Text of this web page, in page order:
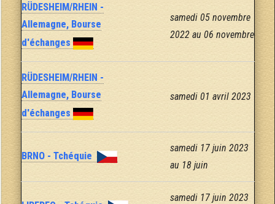
RÜDESHEIM/RHEIN -
Allemagne, Bourse
d'échanges
samedi 05 novembre
2022 au 06 novembre
RÜDESHEIM/RHEIN -
Allemagne, Bourse
d'échanges
samedi 01 avril 2023
BRNO - Tchéquie
samedi 17 juin 2023
au 18 juin
samedi 17 juin 2023